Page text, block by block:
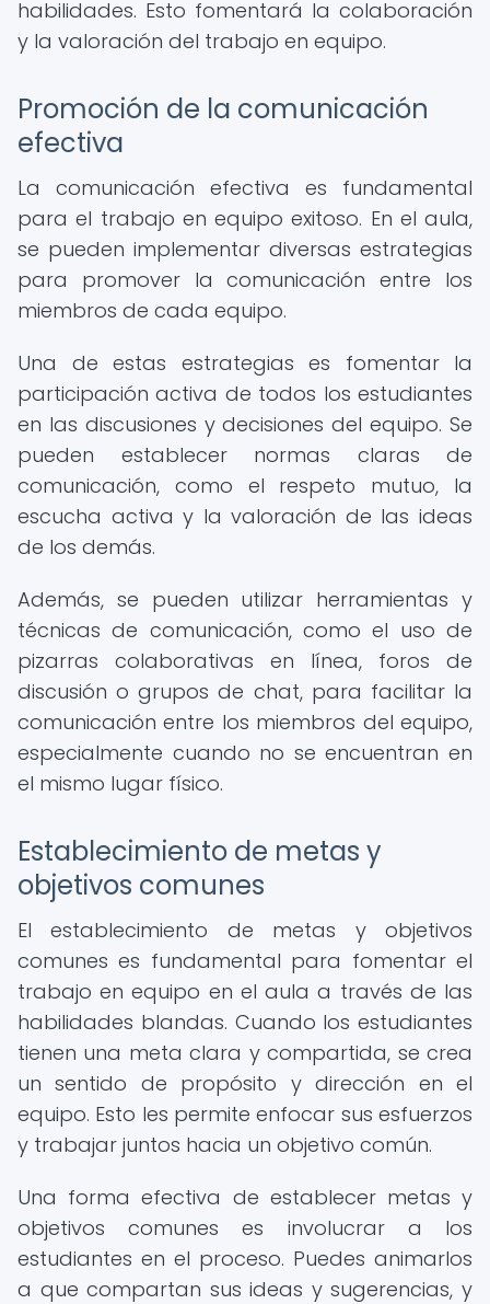
habilidades. Esto fomentará la colaboración
y la valoración del trabajo en equipo.
Promoción de la comunicación
efectiva
La comunicación efectiva es fundamental
para el trabajo en equipo exitoso. En el aula,
se pueden implementar diversas estrategias
para promover la comunicación entre los
miembros de cada equipo.
Una de estas estrategias es fomentar la
participación activa de todos los estudiantes
en las discusiones y decisiones del equipo. Se
pueden establecer normas claras de
comunicación, como el respeto mutuo, la
escucha activa y la valoración de las ideas
de los demás.
Además, se pueden utilizar herramientas y
técnicas de comunicación, como el uso de
pizarras colaborativas en línea, foros de
discusión o grupos de chat, para facilitar la
comunicación entre los miembros del equipo,
especialmente cuando no se encuentran en
el mismo lugar físico.
Establecimiento de metas y
objetivos comunes
El establecimiento de metas y objetivos
comunes es fundamental para fomentar el
trabajo en equipo en el aula a través de las
habilidades blandas. Cuando los estudiantes
tienen una meta clara y compartida, se crea
un sentido de propósito y dirección en el
equipo. Esto les permite enfocar sus esfuerzos
y trabajar juntos hacia un objetivo común.
Una forma efectiva de establecer metas y
objetivos comunes es involucrar a los
estudiantes en el proceso. Puedes animarlos
a que compartan sus ideas y sugerencias, y